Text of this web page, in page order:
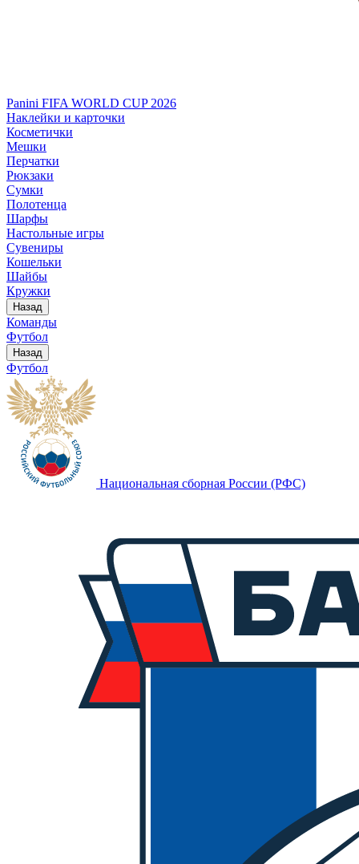
Panini FIFA WORLD CUP 2026
Наклейки и карточки
Косметички
Мешки
Перчатки
Рюкзаки
Сумки
Полотенца
Шарфы
Настольные игры
Сувениры
Кошельки
Шайбы
Кружки
Назад
Команды
Футбол
Назад
Футбол
Национальная сборная России (РФС)